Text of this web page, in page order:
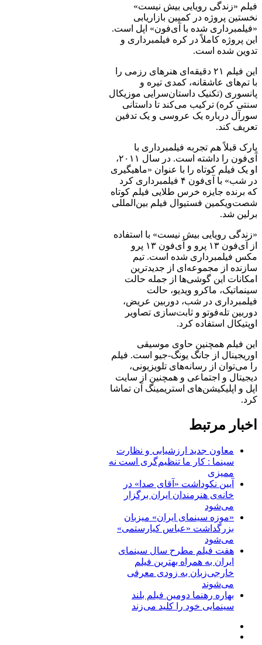
فیلم «زندگی رویایی بیش نیست»
نخستین پروژه در کمپین بازاریابی
«فیلمبرداری شده با آی‌فون» اپل است.
این پروژه کاملاً در کره فیلمبرداری و
تدوین شده است.
این فیلم ۲۱ دقیقه‌ای هنرهای رزمی را
با تم‌های عاشقانه، کمدی تیره و
پانسوری (تکنیک داستان‌سرایی موزیکال
سنتی کره) ترکیب می‌کند تا داستانی
سورآل درباره یک عروسی و یک تدفین
تعریف کند.
پارک قبلاً هم تجربه فیلمبرداری با
آی‌فون را داشته است. در سال ۲۰۱۱،
او یک فیلم کوتاه را با عنوان «ماهیگیری
در شب» با آی‌فون ۴ فیلمبرداری کرد
که برنده جایزه خرس طلایی فیلم کوتاه
شصت‌ویکمین فستیوال فیلم بین‌المللی
برلین شد.
«زندگی رویایی بیش نیست» با استفاده
از آی‌فون ۱۳ پرو و آی‌فون ۱۳ پرو
مکس فیلمبرداری شده است. تیم
سازنده از مجموعه‌ای از جدیدترین
امکانات این گوشی‌ها از جمله حالت
سینماتیک، ماکرو ویدیو، حالت
فیلمبرداری در شب، دوربین عریض،
دوربین تله‌فوتو و ثابت‌سازی تصاویر
اوپتیکال استفاده کرد.
این فیلم همچنین حاوی موسیقی
اوریجینال از جانگ یونگ-جیو است. فیلم
را می‌توان از رسانه‌های تلویزیونی،
دیجیتال و اجتماعی و همچنین از سایت
اپل و اپلیکیشن‌های استریمینگ آن تماشا
کرد.
اخبار مرتبط
معاون جدید ارزشیابی و نظارت
سینما : کار ما تنظیم‌گری است نه
ممیزی
آیین نکوداشت «آقای صدا» در
خانه‌ی هنرمندان ایران برگزار
می‌شود
«موزه سینمای ایران» میزبان
بزرگداشت «عباس کیارستمی»
می‌شود
هفت فیلم مطرح سال سینمای
ایران به همراه بهترین فیلم
خارجی‌زبان به زودی معرفی
می‌شوند
بهاره رهنما دومین فیلم بلند
سینمایی خود را کلید می‌زند